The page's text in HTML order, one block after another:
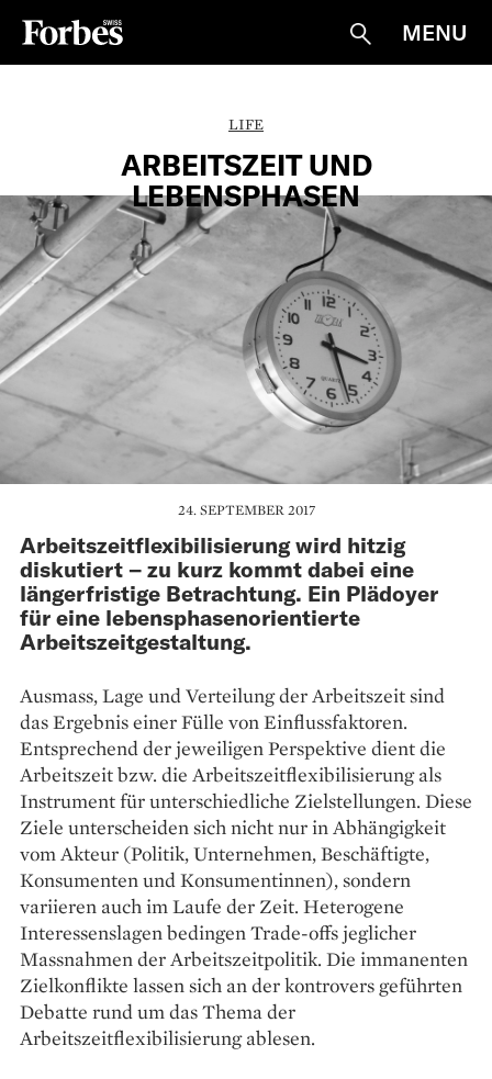
Suche
MENU
LIFE
ARBEITSZEIT UND
LEBENSPHASEN
24. SEPTEMBER 2017
Arbeitszeitflexibilisierung wird hitzig
diskutiert – zu kurz kommt dabei eine
längerfristige Betrachtung. Ein Plädoyer
für eine lebensphasenorientierte
Arbeitszeitgestaltung.
Ausmass, Lage und Verteilung der Arbeitszeit sind
das ­Ergebnis einer Fülle von Einflussfaktoren.
Entsprechend der jeweiligen Perspektive dient die
Arbeitszeit bzw. die ­Arbeitszeitflexibilisierung als
Instrument für unterschiedliche Zielstellungen. Diese
Ziele unterscheiden sich nicht nur in Abhängigkeit
vom Akteur (Politik, Unternehmen, ­Beschäftigte,
Konsumenten und Konsumentinnen), ­sondern
variieren auch im Laufe der Zeit. Heterogene
Interessens­lagen bedingen Trade-offs jeglicher
Massnahmen der Arbeitszeitpolitik. Die immanenten
Zielkonflikte lassen sich an der kontrovers geführten
Debatte rund um das Thema der
Arbeitszeitflexibilisierung ablesen.